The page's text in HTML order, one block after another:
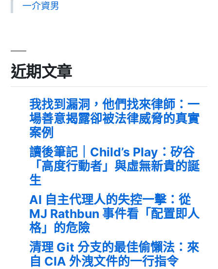
一介資男
近期文章
我找到漏洞，他們找來律師：一
場善意揭露卻被法律威脅的真實
案例
讀後筆記｜Child’s Play：矽谷
「高度行動者」與虛無新貴的誕
生
AI 自主代理人的失控一擊：從
MJ Rathbun 事件看「配置即人
格」的危險
清理 Git 分支的最佳偷懶法：來
自 CIA 外洩文件的一行指令